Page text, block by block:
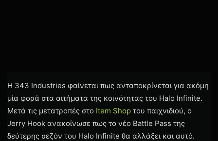
Η 343 Industries φαίνεται πως ανταποκρίνεται για ακόμη
μία φορά στα αιτήματα της κοινότητας του Halo Infinite.
Μετά τις μετατροπές στο Item Shop του παιχνιδιού, ο
Jerry Hook ανακοίνωσε πως το νέο Battle Pass της
δεύτερης σεζόν του Halo Infinite θα αλλάξει και αυτό.